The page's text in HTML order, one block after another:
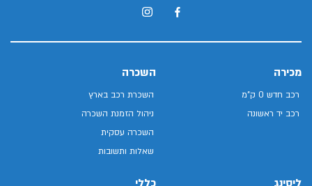
מכירה
רכב חדש 0 ק"מ
רכב יד ראשונה
השכרה
השכרת רכב בארץ
ניהול הזמנת השכרה
השכרה עסקית
שאלות ותשובות
ליסינג כללי